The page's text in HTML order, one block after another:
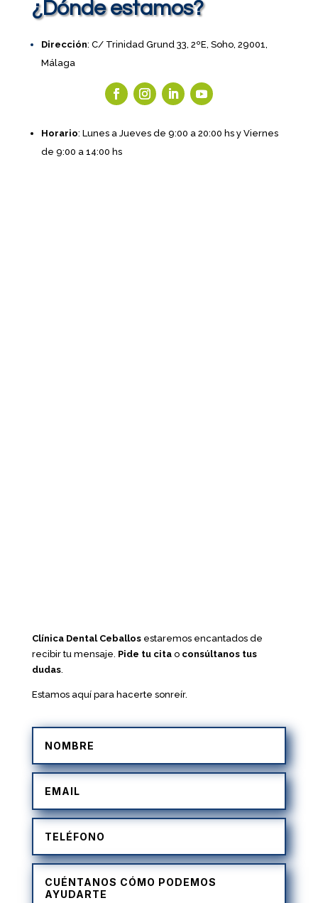
¿Dónde estamos?
Dirección: C/ Trinidad Grund 33, 2ºE, Soho, 29001,
Málaga
Horario: Lunes a Jueves de 9:00 a 20:00 hs y Viernes
de 9:00 a 14:00 hs
Clínica Dental Ceballosestaremos encantados de
recibir tu mensaje. Pide tu citao consúltanos tus
dudas.
Estamos aquí para hacerte sonreír.